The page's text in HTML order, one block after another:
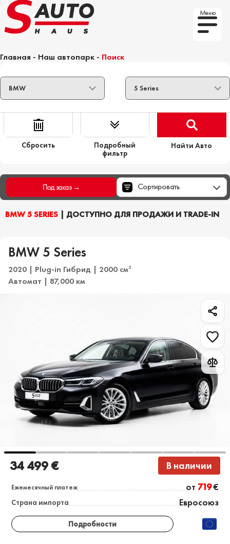
Меню
Главная - Наш автопарк - Поиск
Сбросить
Подробный
фильтр
Найти Авто
BMW 5 SERIES | ДОСТУПНО ДЛЯ ПРОДАЖИ И TRADE-IN
Под заказ → Сортировать
BMW 5 Series
2020 | Plug-in Гибрид | 2000 см3
Автомат | 87,000 км
34 499 € В наличии
Ежемесячный платеж от 719€
Страна импорта Евросоюз
Подробности